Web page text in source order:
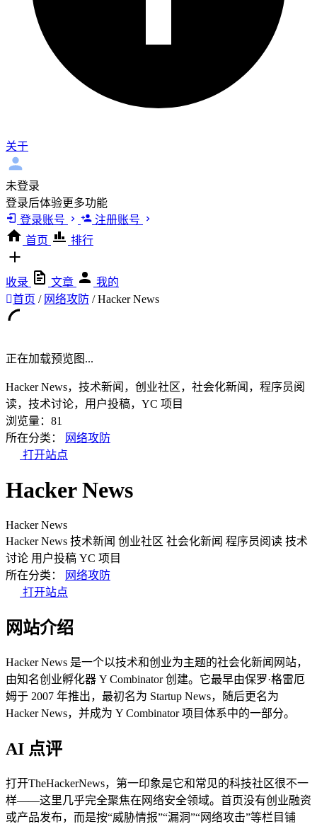
关于
未登录
登录后体验更多功能
登录账号
注册账号
首页
排行
收录 文章
我的
首页 / 网络攻防 / Hacker News
正在加载预览图...
Hacker News，技术新闻，创业社区，社会化新闻，程序员阅
读，技术讨论，用户投稿，YC 项目
浏览量：81
所在分类：
网络攻防
打开站点
Hacker News
Hacker News
Hacker News 技术新闻 创业社区 社会化新闻 程序员阅读 技术
讨论 用户投稿 YC 项目
所在分类：
网络攻防
打开站点
网站介绍
Hacker News 是一个以技术和创业为主题的社会化新闻网站，
由知名创业孵化器 Y Combinator 创建。它最早由保罗·格雷厄
姆于 2007 年推出，最初名为 Startup News，随后更名为
Hacker News，并成为 Y Combinator 项目体系中的一部分。
AI 点评
打开TheHackerNews，第一印象是它和常见的科技社区很不一
样——这里几乎完全聚焦在网络安全领域。首页没有创业融资
或产品发布，而是按“威胁情报”“漏洞”“网络攻击”等栏目铺